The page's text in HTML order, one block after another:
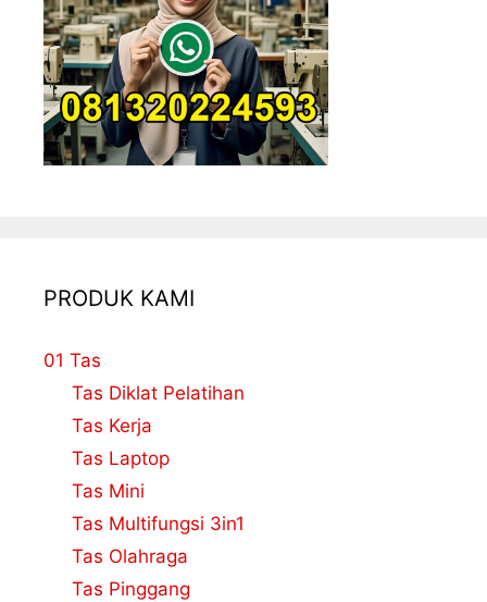
PRODUK KAMI
01 Tas
Tas Diklat Pelatihan
Tas Kerja
Tas Laptop
Tas Mini
Tas Multifungsi 3in1
Tas Olahraga
Tas Pinggang